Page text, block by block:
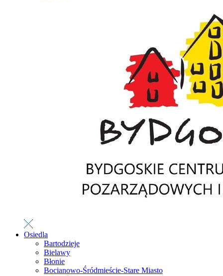
Osiedla
Bartodzieje
Bielawy
Błonie
Bocianowo-Śródmieście-Stare Miasto